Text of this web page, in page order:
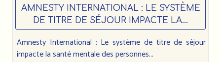
AMNESTY INTERNATIONAL : LE SYSTÈME
DE TITRE DE SÉJOUR IMPACTE LA...
Amnesty International : Le système de titre de séjour
impacte la santé mentale des personnes...